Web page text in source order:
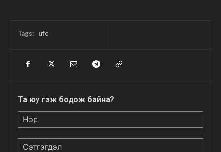
Tags: ufc
Та юу гэж бодож байна?